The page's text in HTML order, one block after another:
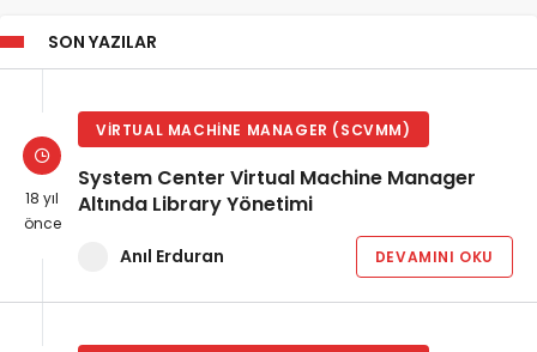
SON YAZILAR
18 yıl
önce
VIRTUAL MACHINE MANAGER (SCVMM)
System Center Virtual Machine Manager
Altında Library Yönetimi
Anıl Erduran DEVAMINI OKU